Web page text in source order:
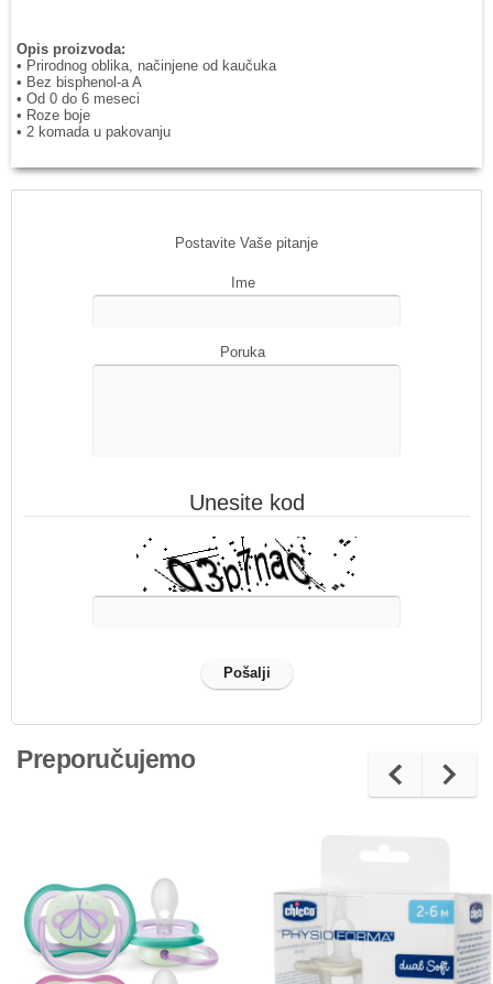
Opis proizvoda:
• Prirodnog oblika, načinjene od kaučuka
• Bez bisphenol-a A
• Od 0 do 6 meseci
• Roze boje
• 2 komada u pakovanju
Postavite Vaše pitanje
Ime
Poruka
Unesite kod
Preporučujemo